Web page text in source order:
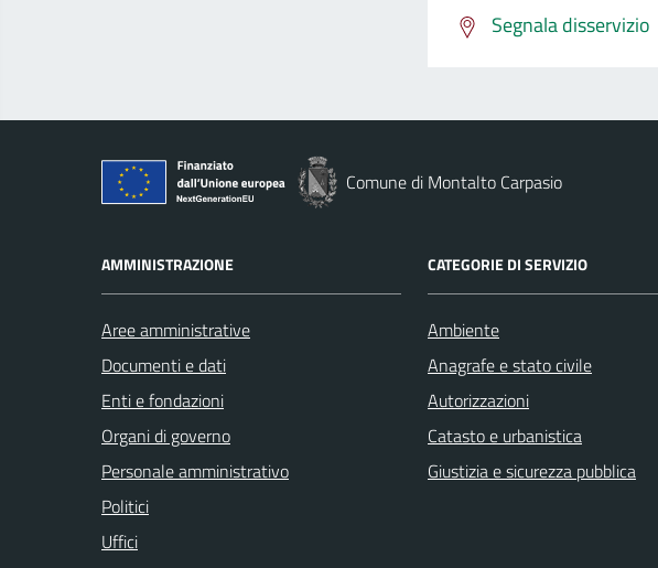
Segnala disservizio
Comune di Montalto Carpasio
AMMINISTRAZIONE
Aree amministrative
Documenti e dati
Enti e fondazioni
Organi di governo
Personale amministrativo
Politici
Uffici
CATEGORIE DI SERVIZIO
Ambiente
Anagrafe e stato civile
Autorizzazioni
Catasto e urbanistica
Giustizia e sicurezza pubblica